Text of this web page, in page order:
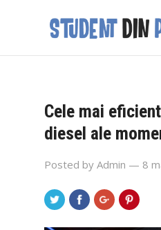
Cele mai
diesel ale
Posted by Admin — 8